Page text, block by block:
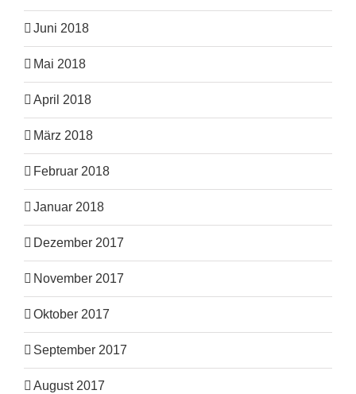
Juni 2018
Mai 2018
April 2018
März 2018
Februar 2018
Januar 2018
Dezember 2017
November 2017
Oktober 2017
September 2017
August 2017